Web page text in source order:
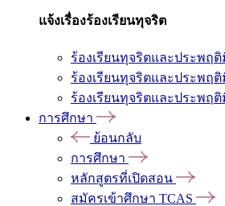
แจ้งเรื่องร้องเรียนทุจริต
ร้องเรียนทุจริตและประพฤ
ร้องเรียนทุจริตและประพฤ
ร้องเรียนทุจริตและประพฤ
การศึกษา
ย้อนกลับ
การศึกษา
หลักสูตรที่เปิดสอน
สมัครเข้าศึกษา TCAS